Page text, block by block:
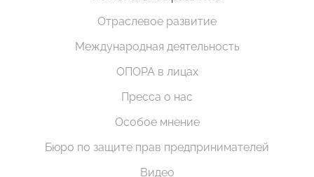
Отраслевое развитие
Международная деятельность
ОПОРА в лицах
Пресса о нас
Особое мнение
Бюро по защите прав предпринимателей
Видео